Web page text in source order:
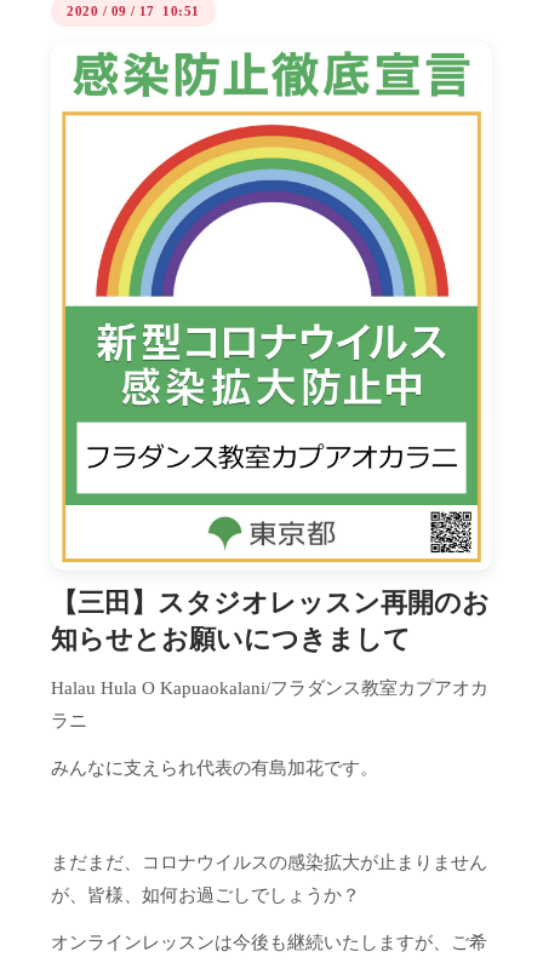
2020 / 09 / 17 10:51
【三田】スタジオレッスン再開のお
知らせとお願いにつきまして
Halau Hula O Kapuaokalani/フラダンス教室カプアオカ
ラニ
みんなに支えられ代表の有島加花です。
まだまだ、コロナウイルスの感染拡大が止まりません
が、皆様、如何お過ごしでしょうか？
オンラインレッスンは今後も継続いたしますが、ご希